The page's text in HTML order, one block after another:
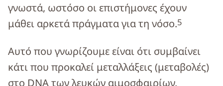
γνωστά, ωστόσο οι επιστήμονες έχουν
μάθει αρκετά πράγματα για τη νόσο.5
Αυτό που γνωρίζουμε είναι ότι συμβαίνει
κάτι που προκαλεί μεταλλάξεις (μεταβολές)
στο DNA των λευκών αιμοσφαιρίων,